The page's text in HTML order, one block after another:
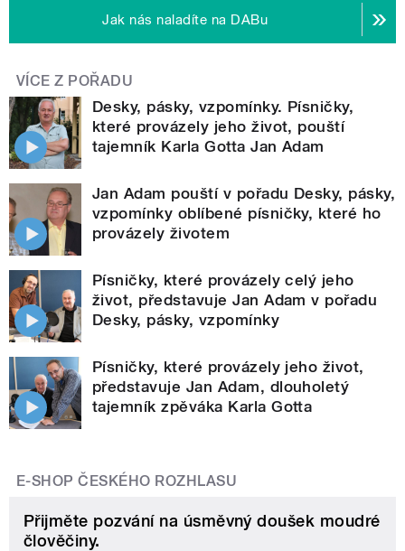
Jak nás naladíte na DABu
VÍCE Z POŘADU
Desky, pásky, vzpomínky. Písničky,
které provázely jeho život, pouští
tajemník Karla Gotta Jan Adam
Jan Adam pouští v pořadu Desky, pásky,
vzpomínky oblíbené písničky, které ho
provázely životem
Písničky, které provázely celý jeho
život, představuje Jan Adam v pořadu
Desky, pásky, vzpomínky
Písničky, které provázely jeho život,
představuje Jan Adam, dlouholetý
tajemník zpěváka Karla Gotta
E-SHOP ČESKÉHO ROZHLASU
Přijměte pozvání na úsměvný doušek moudré
člověčiny.